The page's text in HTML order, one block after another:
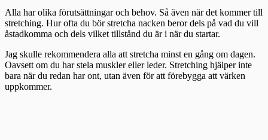
Alla har olika förutsättningar och behov. Så även när det kommer till
stretching. Hur ofta du bör stretcha nacken beror dels på vad du vill
åstadkomma och dels vilket tillstånd du är i när du startar.
Jag skulle rekommendera alla att stretcha minst en gång om dagen.
Oavsett om du har stela muskler eller leder. Stretching hjälper inte
bara när du redan har ont, utan även för att förebygga att värken
uppkommer.